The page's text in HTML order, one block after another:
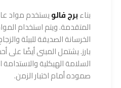
بناءبرج فالويستخدم مواد
المتقدمة. ويتم استخدام
الخرسانة الصديقة للبيئة
بارز. يشتمل المبنى أيضًا على
السلامة الهيكلية والاستدامة
صموده أمام اختبار الزمن.